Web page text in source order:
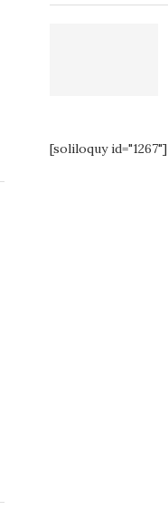
[soliloquy id="1267"]